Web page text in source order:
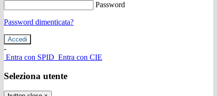
Password
Password dimenticata?
-
Entra con SPID Entra con CIE
Seleziona utente